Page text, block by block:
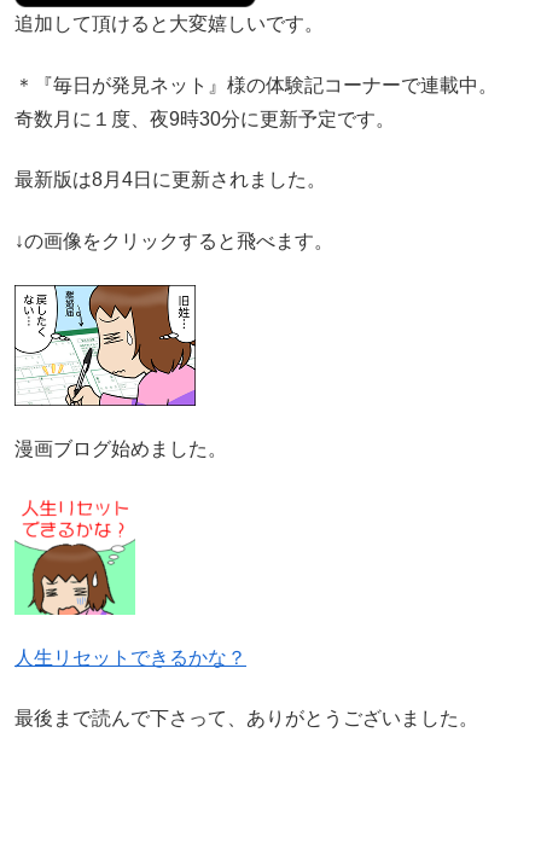
追加して頂けると大変嬉しいです。
＊『毎日が発見ネット』様の体験記コーナーで連載中。
奇数月に１度、夜9時30分に更新予定です。
最新版は8月4日に更新されました。
↓の画像をクリックすると飛べます。
漫画ブログ始めました。
人生リセットできるかな？
最後まで読んで下さって、ありがとうございました。